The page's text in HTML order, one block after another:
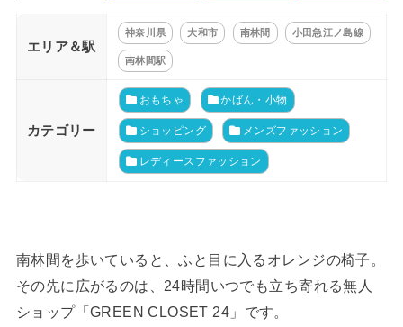
エリア＆駅
神奈川県 大和市 南林間 小田急江ノ島線
南林間駅
カテゴリー
おもちゃ かばん・小物
ショッピング メンズファッション
レディースファッション
南林間を歩いていると、ふと目に入るオレンジの椅子。
その先に広がるのは、24時間いつでも立ち寄れる無人
ショップ「GREEN CLOSET 24」です。